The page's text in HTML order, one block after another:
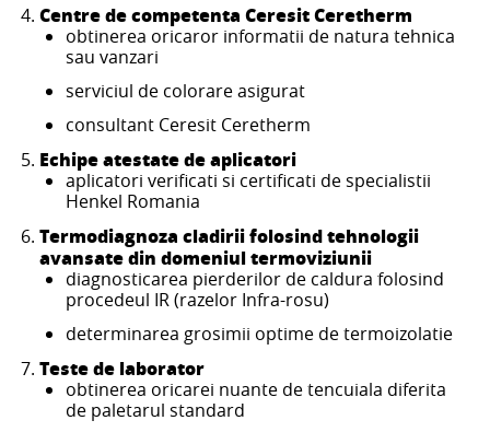
Centre de competenta Ceresit Ceretherm
obtinerea oricaror informatii de natura tehnica
sau vanzari
serviciul de colorare asigurat
consultant Ceresit Ceretherm
Echipe atestate de aplicatori
aplicatori verificati si certificati de specialistii
Henkel Romania
Termodiagnoza cladirii folosind tehnologii
avansate din domeniul termoviziunii
diagnosticarea pierderilor de caldura folosind
procedeul IR (razelor Infra-rosu)
determinarea grosimii optime de termoizolatie
Teste de laborator
obtinerea oricarei nuante de tencuiala diferita
de paletarul standard